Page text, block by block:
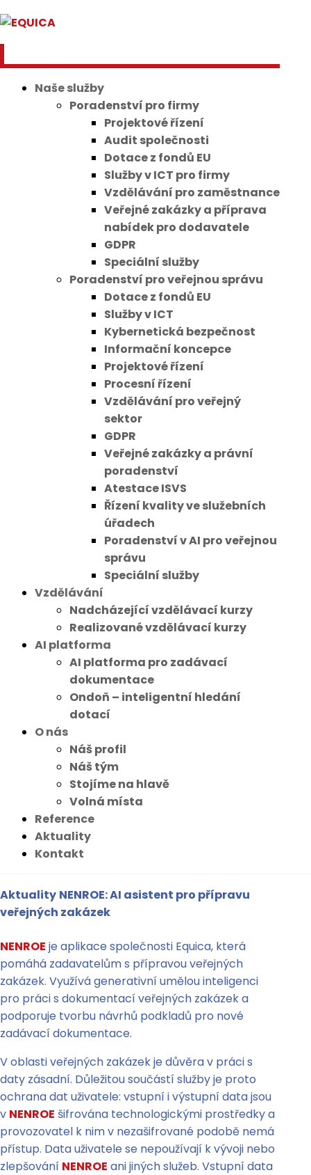
Naše služby
Poradenství pro firmy
Projektové řízení
Audit společnosti
Dotace z fondů EU
Služby v ICT pro firmy
Vzdělávání pro zaměstnance
Veřejné zakázky a příprava
nabídek pro dodavatele
GDPR
Speciální služby
Poradenství pro veřejnou správu
Dotace z fondů EU
Služby v ICT
Kybernetická bezpečnost
Informační koncepce
Projektové řízení
Procesní řízení
Vzdělávání pro veřejný
sektor
GDPR
Veřejné zakázky a právní
poradenství
Atestace ISVS
Řízení kvality ve služebních
úřadech
Poradenství v AI pro veřejnou
správu
Speciální služby
Vzdělávání
Nadcházející vzdělávací kurzy
Realizované vzdělávací kurzy
AI platforma
AI platforma pro zadávací
dokumentace
Ondoň – inteligentní hledání
dotací
O nás
Náš profil
Náš tým
Stojíme na hlavě
Volná místa
Reference
Aktuality
Kontakt
Aktuality NENROE: AI asistent pro přípravu
veřejných zakázek
NENROE je aplikace společnosti Equica, která
pomáhá zadavatelům s přípravou veřejných
zakázek. Využívá generativní umělou inteligenci
pro práci s dokumentací veřejných zakázek a
podporuje tvorbu návrhů podkladů pro nové
zadávací dokumentace.
V oblasti veřejných zakázek je důvěra v práci s
daty zásadní. Důležitou součástí služby je proto
ochrana dat uživatele: vstupní i výstupní data jsou
v NENROE šifrována technologickými prostředky a
provozovatel k nim v nezašifrované podobě nemá
přístup. Data uživatele se nepoužívají k vývoji nebo
zlepšování NENROE ani jiných služeb. Vstupní data